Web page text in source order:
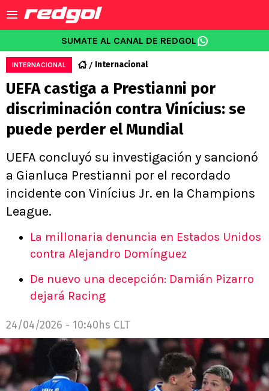
SUMATE AL CANAL DE REDGOL
INTERNACIONAL Internacional
UEFA castiga a Prestianni por
discriminación contra Vinícius: se
puede perder el Mundial
UEFA concluyó su investigación y sancionó
a Gianluca Prestianni por el recordado
incidente con Vinícius Jr. en la Champions
League.
La millonaria denuncia en Estados Unidos
contra Alejandro Domínguez
De nuevo una decepción: Damián Pizarro
dejará Racing
24/04/2026 - 10:40hs CLT